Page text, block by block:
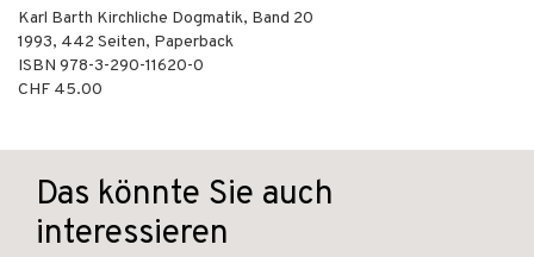
Karl Barth Kirchliche Dogmatik, Band 20
1993, 442 Seiten, Paperback
ISBN 978-3-290-11620-0
CHF 45.00
Das könnte Sie auch
interessieren